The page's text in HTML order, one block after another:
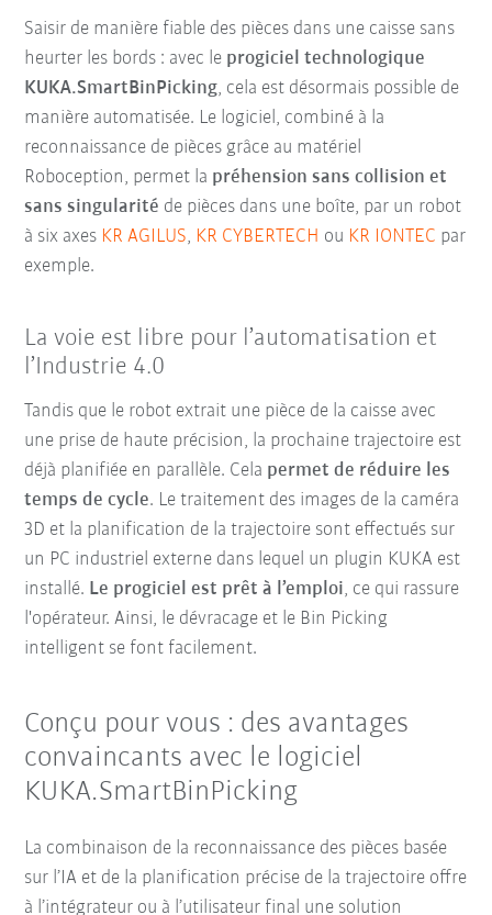
Saisir de manière fiable des pièces dans une caisse sans
heurter les bords : avec le progiciel technologique
KUKA.SmartBinPicking, cela est désormais possible de
manière automatisée. Le logiciel, combiné à la
reconnaissance de pièces grâce au matériel
Roboception, permet la préhension sans collision et
sans singularité de pièces dans une boîte, par un robot
à six axes KR AGILUS, KR CYBERTECH ou KR IONTEC par
exemple.
La voie est libre pour l’automatisation et
l’Industrie 4.0
Tandis que le robot extrait une pièce de la caisse avec
une prise de haute précision, la prochaine trajectoire est
déjà planifiée en parallèle. Cela permet de réduire les
temps de cycle. Le traitement des images de la caméra
3D et la planification de la trajectoire sont effectués sur
un PC industriel externe dans lequel un plugin KUKA est
installé. Le progiciel est prêt à l’emploi, ce qui rassure
l'opérateur. Ainsi, le dévracage et le Bin Picking
intelligent se font facilement.
Conçu pour vous : des avantages
convaincants avec le logiciel
KUKA.SmartBinPicking
La combinaison de la reconnaissance des pièces basée
sur l’IA et de la planification précise de la trajectoire offre
à l’intégrateur ou à l’utilisateur final une solution